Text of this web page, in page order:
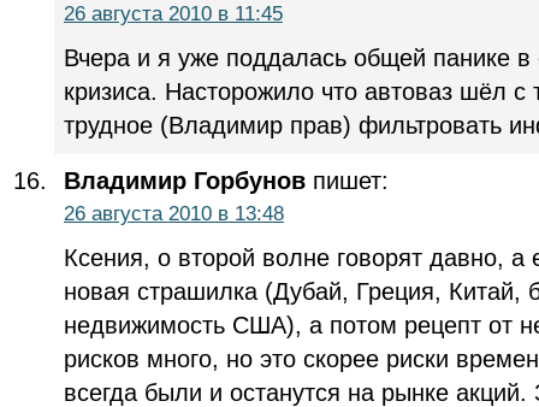
26 августа 2010 в 11:45
Вчера и я уже поддалась общей панике
кризиса. Насторожило что автоваз шёл
трудное (Владимир прав) фильтровать
Владимир Горбунов пишет:
26 августа 2010 в 13:48
Ксения, о второй волне говорят давно, а
новая страшилка (Дубай, Греция, Китай,
недвижимость США), а потом рецепт от
рисков много, но это скорее риски
всегда были и останутся на рынке